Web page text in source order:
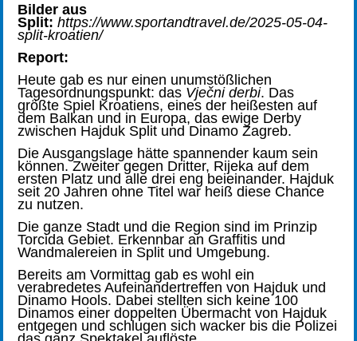
Bilder aus
Split: https://www.sportandtravel.de/2025-05-04-
split-kroatien/
Report:
Heute gab es nur einen unumstößlichen
Tagesordnungspunkt: das Vječni derbi. Das
größte Spiel Kroatiens, eines der heißesten auf
dem Balkan und in Europa, das ewige Derby
zwischen Hajduk Split und Dinamo Zagreb.
Die Ausgangslage hätte spannender kaum sein
können. Zweiter gegen Dritter, Rijeka auf dem
ersten Platz und alle drei eng beieinander. Hajduk
seit 20 Jahren ohne Titel war heiß diese Chance
zu nutzen.
Die ganze Stadt und die Region sind im Prinzip
Torcida Gebiet. Erkennbar an Graffitis und
Wandmalereien in Split und Umgebung.
Bereits am Vormittag gab es wohl ein
verabredetes Aufeinandertreffen von Hajduk und
Dinamo Hools. Dabei stellten sich keine 100
Dinamos einer doppelten Übermacht von Hajduk
entgegen und schlugen sich wacker bis die Polizei